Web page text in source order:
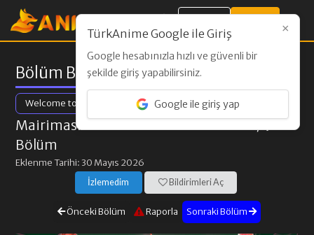
Bölüm Bilgileri
Welcome to Demon School! Iruma-kun Season 4
Mairimashita! Iruma-kun 4th Season/ 9.
Bölüm
Eklenme Tarihi: 30 Mayıs 2026
İzlemedim Bildirimleri Aç
Önceki Bölüm Raporla Sonraki Bölüm
×
TürkAnime Google ile Giriş
Google hesabınızla hızlı ve güvenli bir
şekilde giriş yapabilirsiniz.
Google ile giriş yap